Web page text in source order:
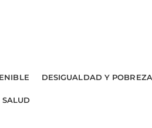
DESIGUALDAD Y POBREZA
SALUD